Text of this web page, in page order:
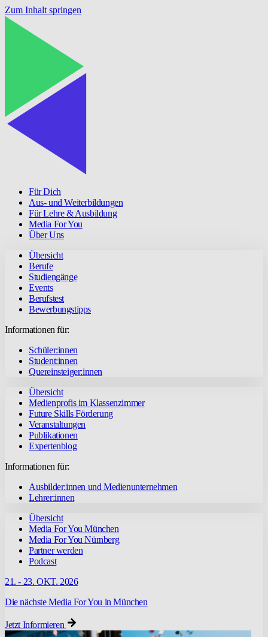
Zum Inhalt springen
Für Dich
Aus- und Weiterbildungen
Für Lehre & Ausbildung
Media For You
Über Uns
Übersicht
Berufe
Studiengänge
Events
Berufstest
Bewerbungstipps
Informationen für:
Schüler:innen
Student:innen
Quereinsteiger:innen
Übersicht
Medienprofis im Klassenzimmer
Future Skills Förderung
Veranstaltungen
Publikationen
Expertenblog
Informationen für:
Ausbilder:innen und Medienunternehmen
Lehrer:innen
Übersicht
Media For You München
Media For You Nürnberg
Partner werden
Podcast
21. - 23. OKT. 2026
Die nächste Media For You in München
Jetzt Informieren